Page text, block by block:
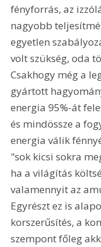
fényforrás, az
nagyobb
egyetlen
volt szükség, oda
Csakhogy még a
gyártott
energia 95%-át
és mindössze a
energia válik
"sok kicsi sokra
ha a világítás
valamennyit az
Egyrészt ez is
korszerűsítés, a
szempont főleg